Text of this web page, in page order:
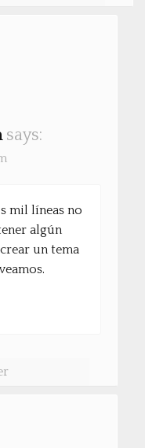
says:
mil líneas no
algún
un tema